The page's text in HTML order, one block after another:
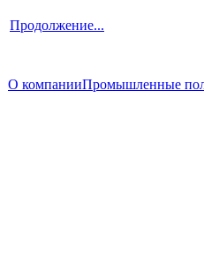
Продолжение...
О компанииПромышленные